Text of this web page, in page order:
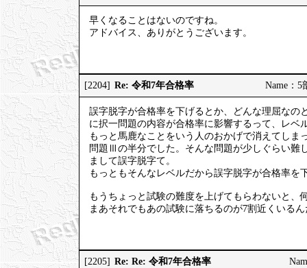
早くなることはないのですね。
アドバイス、ありがとうございます。
[2204] Re: 令和7年合格率 Name：
誤字脱字が合格率を下げるとか、どんな理屈なの
に択一問題の内容が合格率に影響するって、レベ
もっと馬鹿なことをいう人のおかげで消えてし
問題Ⅲの半分でした。そんな問題が少しぐらい難
まして誤字脱字て。
もっともそんなレベルだから誤字脱字が合格率
もうちょっと試験の難度を上げてもらわないと、
まあそれでもあの試験に落ちるのが7割近くいる
[2205] Re: Re: 令和7年合格率